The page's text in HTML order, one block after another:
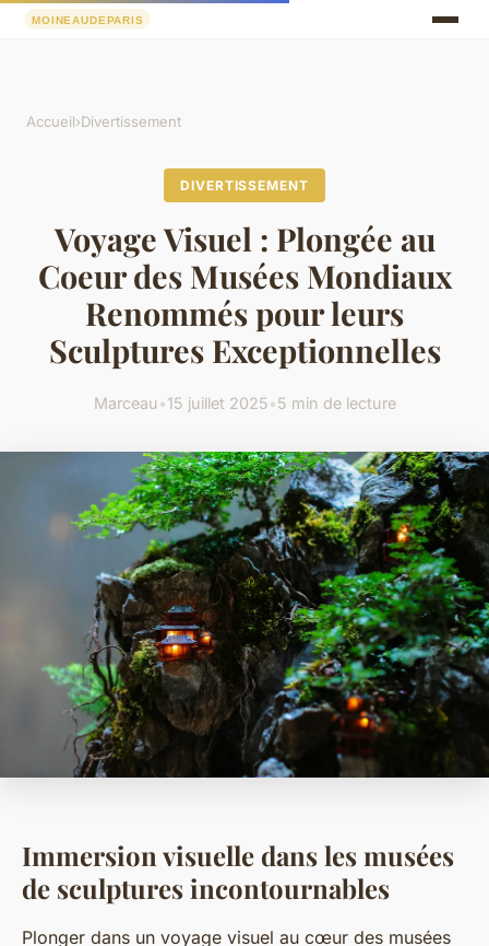
Accueil›Divertissement
DIVERTISSEMENT
Voyage Visuel : Plongée au
Coeur des Musées Mondiaux
Renommés pour leurs
Sculptures Exceptionnelles
Marceau•15 juillet 2025•5 min de lecture
Immersion visuelle dans les musées
de sculptures incontournables
Plonger dans un voyage visuel au cœur des musées